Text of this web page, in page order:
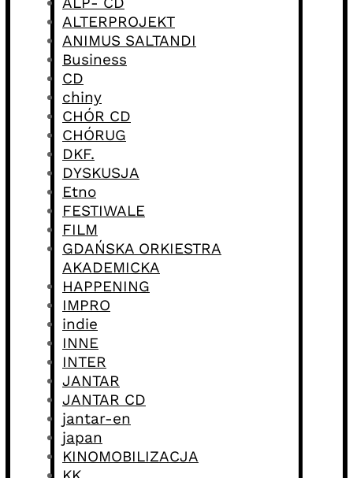
ALTERPROJEKT
ANIMUS SALTANDI
Business
CD
chiny
CHÓR CD
CHÓRUG
DKF.
DYSKUSJA
Etno
FESTIWALE
FILM
GDAŃSKA ORKIESTRA
AKADEMICKA
HAPPENING
IMPRO
indie
INNE
INTER
JANTAR
JANTAR CD
jantar-en
japan
KINOMOBILIZACJA